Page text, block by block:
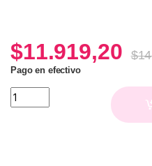
$11.919,20 $
Pago en efectivo
Cartuchera Alegra quantity